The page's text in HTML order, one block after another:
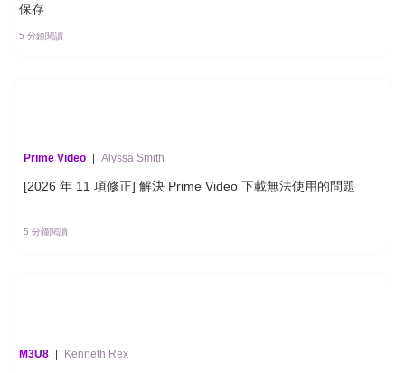
保存
5 分鐘閱讀
Prime Video | Alyssa Smith
[2026 年 11 項修正] 解決 Prime Video 下載無法使用的問題
5 分鐘閱讀
M3U8 | Kenneth Rex